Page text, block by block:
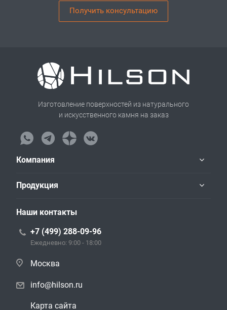
Получить консультацию
Изготовление поверхностей из натурального
и искусственного камня на заказ
Компания
Продукция
Наши контакты
+7 (499) 288-09-96
Ежедневно: 9:00 - 18:00
Москва
info@hilson.ru
Карта сайта